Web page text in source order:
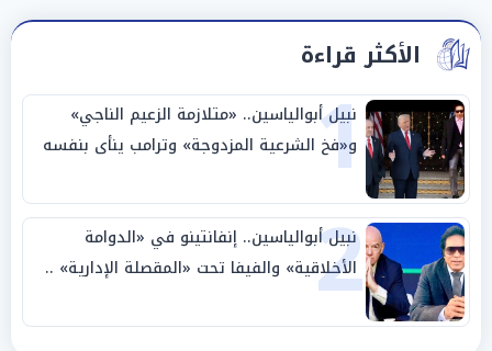
الأكثر قراءة
1
نبيل أبوالياسين.. «متلازمة الزعيم الناجي»
و«فخ الشرعية المزدوجة» وترامب ينأى بنفسه
وحليفه في «ميتم استراتيجي»
2
نبيل أبوالياسين.. إنفانتينو في «الدوامة
الأخلاقية» والفيفا تحت «المقصلة الإدارية» ..
«عبادة العرش وجنازة المصداقية»